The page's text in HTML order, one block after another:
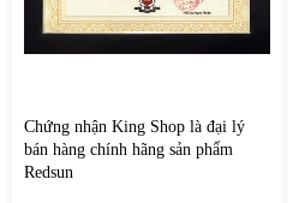
Chứng nhận King Shop là đại lý
bán hàng chính hãng sản phẩm
Redsun